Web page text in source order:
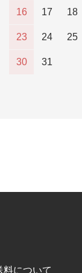
16 17 18
23 24 25
30 31
料について